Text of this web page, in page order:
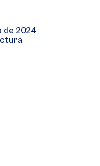
de 2024